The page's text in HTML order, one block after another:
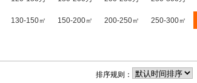
130-150㎡ 150-200㎡ 200-250㎡ 250-300㎡
排序规则：